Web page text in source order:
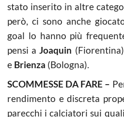
stato inserito in altre
però, ci sono anche
goal lo hanno più
pensi a Joaquin (Fiorentina),
e Brienza (Bologna).
SCOMMESSE DA FARE –
rendimento e discreta
parecchi i calciatori sui